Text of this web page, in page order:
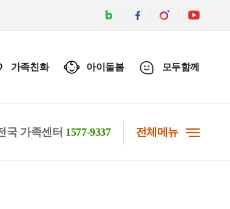
가족친화 아이돌봄 모두함께
국 가족센터 1577-9337 전체메뉴